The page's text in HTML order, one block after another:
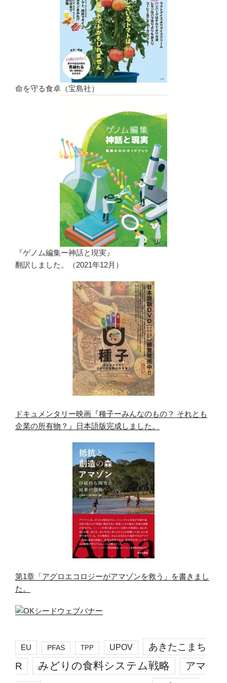
命を守る食卓（宝島社）
『ゲノム編集ー神話と現実』
翻訳しました。（2021年12月）
ドキュメンタリー映画『種子ーみんなのもの？ それとも
企業の所有物？』日本語版完成しました。
第1章「アグロエコロジーがアマゾンを救う」を書きまし
た。
EU PFAS TPP UPOV
あきたこまち
R
みどりの食料システム戦略 アマ